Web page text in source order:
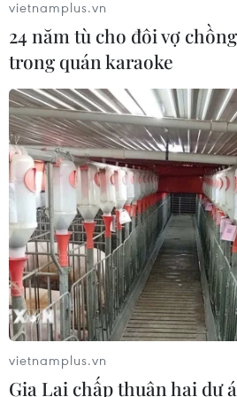
05/08/2026 15:29
Tổng thống Nga thay
trí các chỉ huy tại mặt trận
05/08/2026 15:26
Đâm dao ở trung tâm London,
nữ nghi phạm bị bắt giữ
05/08/2026 15:07
Israel và Liban không đạt tiến
trong ngày đàm phán đầu tiên
05/08/2026 15:01
vietnamplus.vn
24 năm tù cho đôi vợ
trong quán karaoke
vietnamplus.vn
Gia Lai chấp thuận hai dự